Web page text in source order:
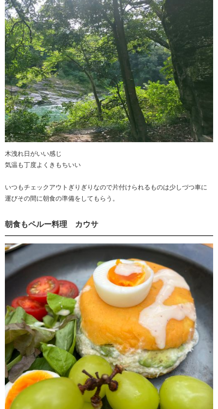
木洩れ日がいい感じ
気温も丁度よくきもちいい
いつもチェックアウトぎりぎりなので片付けられるものは少しづつ車に
運びその間に朝食の準備をしてもらう。
朝食もペルー料理 カウサ